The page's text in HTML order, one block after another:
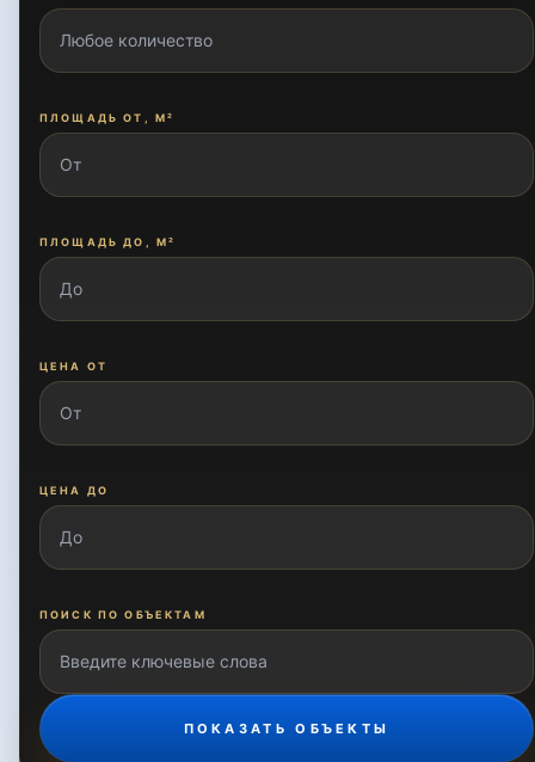
ПЛОЩАДЬ ОТ, М²
ПЛОЩАДЬ ДО, М²
ЦЕНА ОТ
ЦЕНА ДО
ПОИСК ПО ОБЪЕКТАМ
ПОКАЗАТЬ ОБЪЕКТЫ